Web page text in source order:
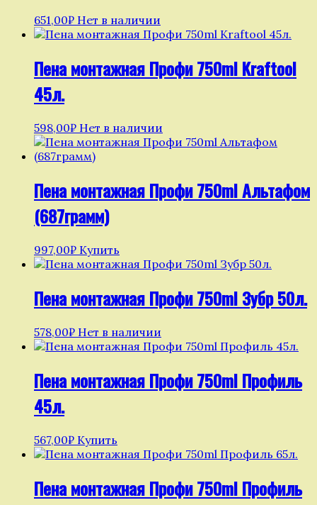
651,00₽ Нет в наличии
Пена монтажная Профи 750ml Kraftool
45л.
598,00₽ Нет в наличии
Пена монтажная Профи 750ml Альтафом
(687грамм)
997,00₽ Купить
Пена монтажная Профи 750ml Зубр 50л.
578,00₽ Нет в наличии
Пена монтажная Профи 750ml Профиль
45л.
567,00₽ Купить
Пена монтажная Профи 750ml Профиль